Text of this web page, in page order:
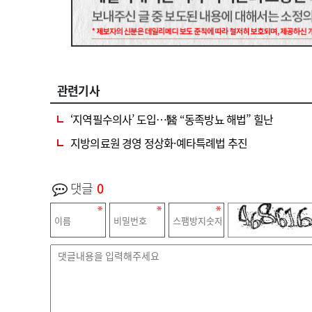
관련기사
‘지역필수의사’ 도입…醫 “동족방뇨 해법” 힐난
지방의료원 경영 정상화·예타특례법 추진
댓글 0